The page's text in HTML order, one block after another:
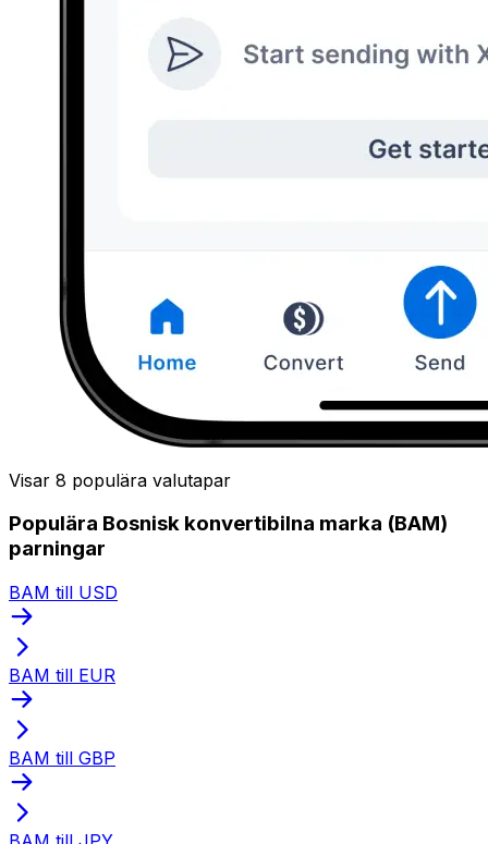
Visar 8 populära valutapar
Populära Bosnisk konvertibilna marka (BAM)
parningar
BAM till USD
BAM till EUR
BAM till GBP